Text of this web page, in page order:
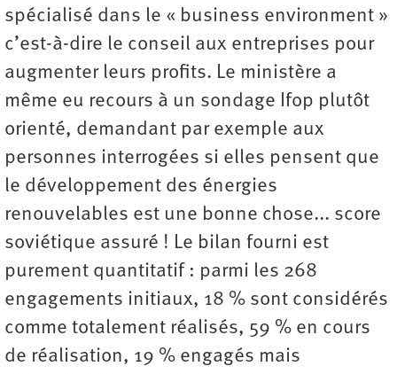
spécialisé dans le « business environment »
c’est-à-dire le conseil aux entreprises pour
augmenter leurs profits. Le ministère a
même eu recours à un sondage Ifop plutôt
orienté, demandant par exemple aux
personnes interrogées si elles pensent que
le développement des énergies
renouvelables est une bonne chose... score
soviétique assuré ! Le bilan fourni est
purement quantitatif : parmi les 268
engagements initiaux, 18 % sont considérés
comme totalement réalisés, 59 % en cours
de réalisation, 19 % engagés mais